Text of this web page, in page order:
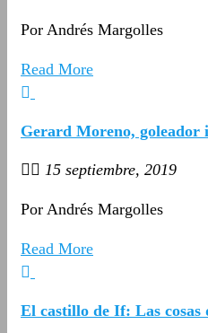
Por Andrés Margolles
Read More
Gerard Moreno, goleador
15 septiembre, 2019
Por Andrés Margolles
Read More
El castillo de If: Las cosas